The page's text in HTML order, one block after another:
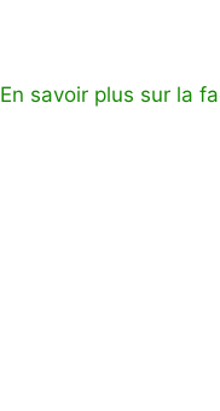
En savoir plus sur la